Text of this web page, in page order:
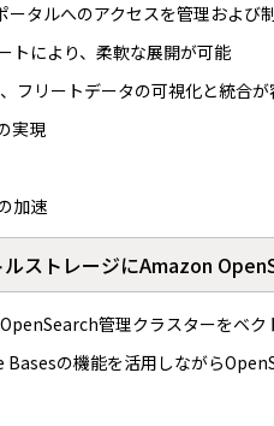
ータルへのアクセスを管理および
トにより、柔軟な展開が可能
リートデータの可視化と統合が
実現
加速
ストレージにAmazon
管理クラスターをベク
の機能を活用しながら